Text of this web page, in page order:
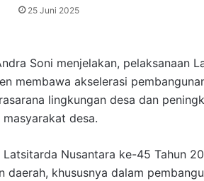
25 Juni 2025
Soni menjelakan, pelaksanaan
membawa akselerasi
lingkungan desa dan
desa.
Latsitarda Nusantara ke-45 Tahun
daerah, khususnya dalam